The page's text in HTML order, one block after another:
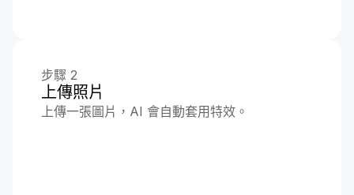
步驟 2
上傳照片
上傳一張圖片，AI 會自動套用特效。